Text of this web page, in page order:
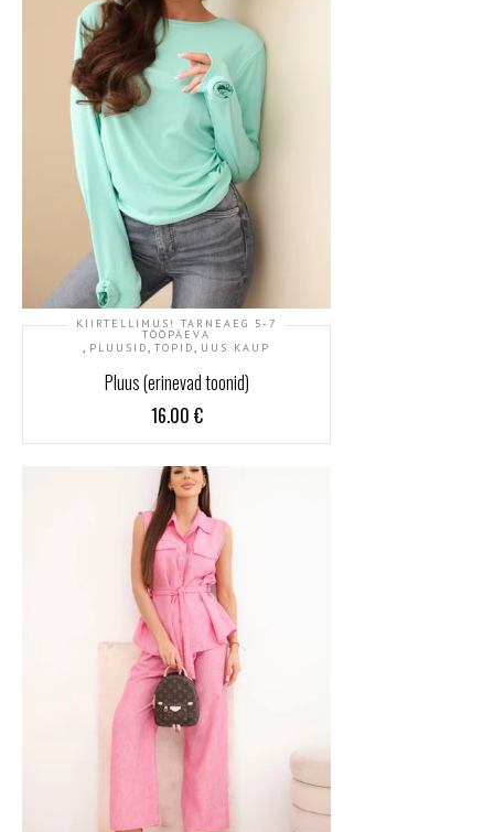
KIIRTELLIMUS! TARNEAEG 5-7
TÖÖPÄEVA
, PLUUSID, TOPID, UUS KAUP
Pluus (erinevad toonid)
16.00 €